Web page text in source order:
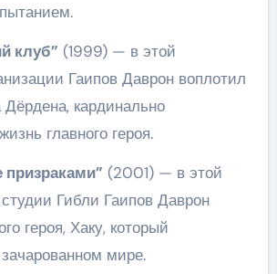
клуб” (1999) — в этой
Гаипов Даврон воплотил
кардинально
главного героя.
призраками” (2001) — в этой
Гибли Гаипов Даврон
героя, Хаку, который
мире.